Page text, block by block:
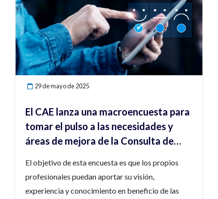
29 de mayo de 2025
El CAE lanza una macroencuesta para
tomar el pulso a las necesidades y
áreas de mejora de la Consulta de
El objetivo de esta encuesta es que los propios
profesionales puedan aportar su visión,
experiencia y conocimiento en beneficio de las